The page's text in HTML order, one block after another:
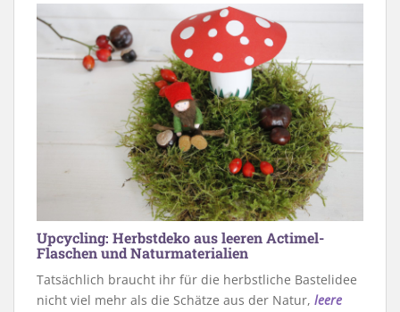
Upcycling: Herbstdeko aus leeren Actimel-
Flaschen und Naturmaterialien
Tatsächlich braucht ihr für die herbstliche Bastelidee
nicht viel mehr als die Schätze aus der Natur, leere